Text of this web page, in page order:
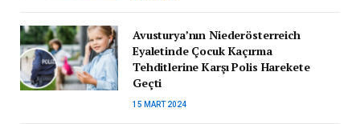
Avusturya’nın Niederösterreich
Eyaletinde Çocuk Kaçırma
Tehditlerine Karşı Polis Harekete
Geçti
15 MART 2024